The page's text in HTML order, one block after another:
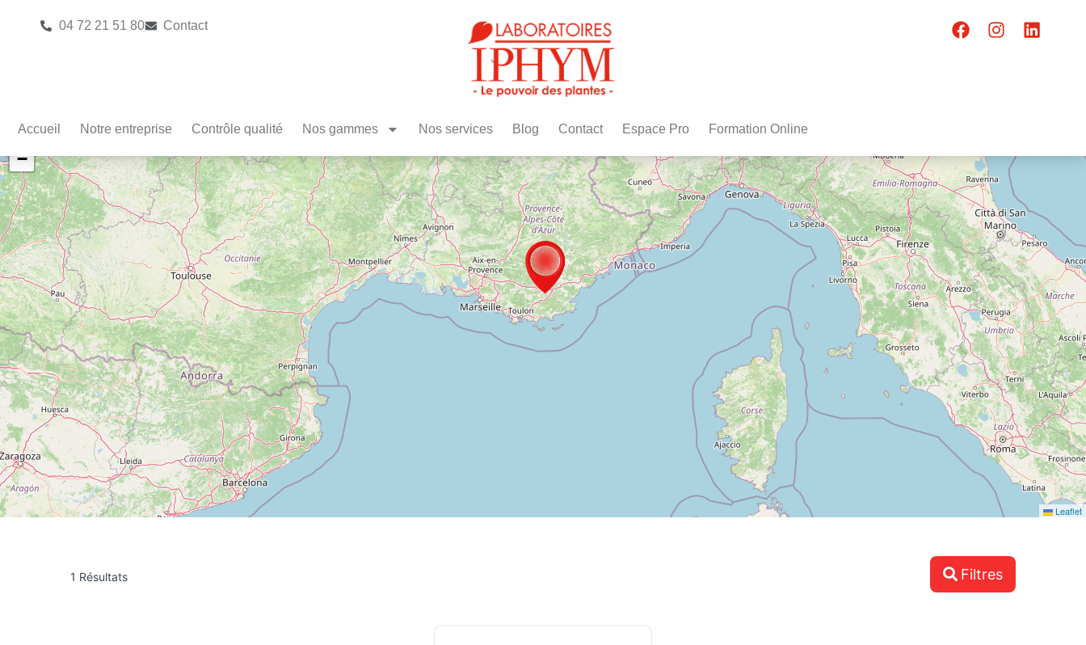
04 72 21 51 80 Contact
Accueil Notre entreprise Contrôle qualité Nos gammes Nos services Blog Contact Espace Pro Formation Online
+
−
Leaflet
1 Résultats Filtres